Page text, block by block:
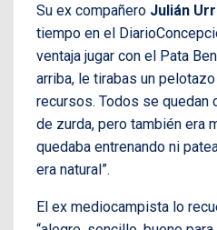
Su ex compañero Julián
tiempo en el
ventaja jugar con el Pata
arriba, le tirabas un
recursos. Todos se quedan
de zurda, pero también era
quedaba entrenando ni
era natural”.
El ex mediocampista lo